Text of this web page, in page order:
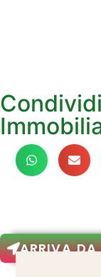
ARRIVA